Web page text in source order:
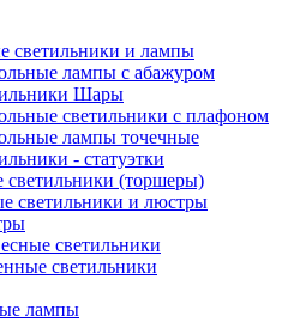
светильники и лампы
лампы с абажуром
Шары
светильники с плафоном
лампы точечные
- статуэтки
светильники (торшеры)
светильники и люстры
светильники
светильники
лампы